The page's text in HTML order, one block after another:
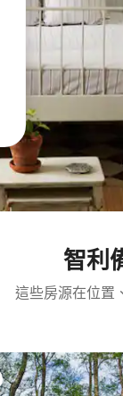
智利
這些房源在位置